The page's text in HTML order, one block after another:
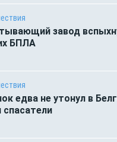
завод
БПЛА
едва не утонул в